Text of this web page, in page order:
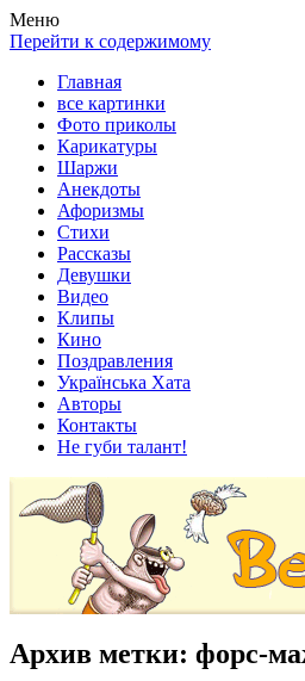
Весела хата — прикольные
клипы!
Покажем всем ваши фото приколы,
рассказы, видео и песни!
Меню
Перейти к содержимому
Главная
все картинки
Фото приколы
Карикатуры
Шаржи
Анекдоты
Афоризмы
Стихи
Рассказы
Девушки
Видео
Клипы
Кино
Поздравления
Українська Хата
Авторы
Контакты
Не губи талант!
Архив метки: форс-